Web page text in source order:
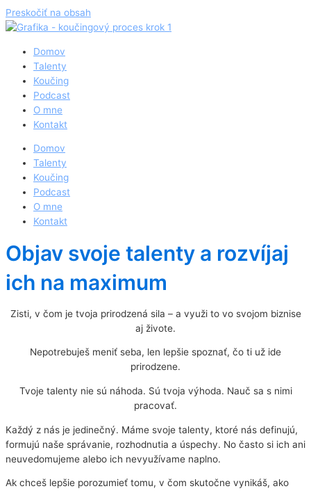
Preskočiť na obsah
Domov
Talenty
Koučing
Podcast
O mne
Kontakt
Domov
Talenty
Koučing
Podcast
O mne
Kontakt
Objav svoje talenty a rozvíjaj
ich na maximum
Zisti, v čom je tvoja prirodzená sila – a využi to vo svojom biznise
aj živote.
Nepotrebuješ meniť seba, len lepšie spoznať, čo ti už ide
prirodzene.
Tvoje talenty nie sú náhoda. Sú tvoja výhoda. Nauč sa s nimi
pracovať.
Každý z nás je jedinečný. Máme svoje talenty, ktoré nás definujú,
formujú naše správanie, rozhodnutia a úspechy. No často si ich ani
neuvedomujeme alebo ich nevyužívame naplno.
Ak chceš lepšie porozumieť tomu, v čom skutočne vynikáš, ako